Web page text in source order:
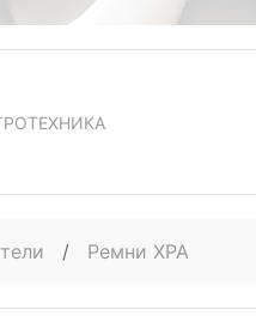
/ Ремни XPA